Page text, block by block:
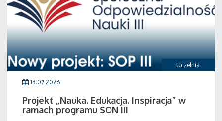
Uczelnia
13.07.2026
Projekt „Nauka. Edukacja. Inspiracja” w
ramach programu SON III